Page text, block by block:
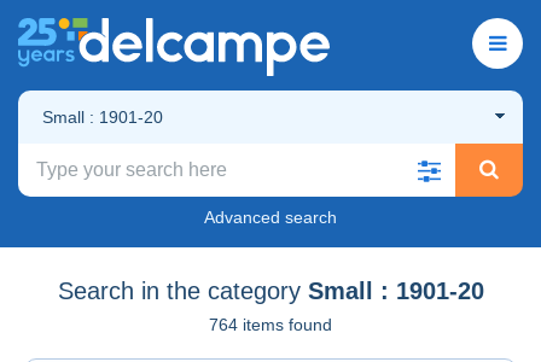
Small : 1901-20
Advanced search
Search in the category Small : 1901-20
764 items found